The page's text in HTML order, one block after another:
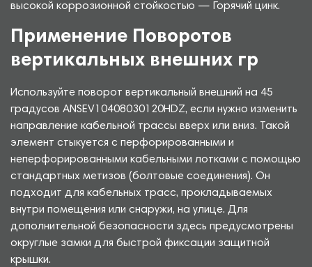
высокой коррозионной стойкостью — Горячий цинк.
Применение Поворотов
вертикальных внешних гр
Используйте поворот вертикальный внешний на 45
градусов ANSEV10408030120HDZ, если нужно изменить
направление кабельной трассы вверх или вниз. Такой
элемент стыкуется с перфорированными и
неперфорированными кабельными лотками с помощью
стандартных метизов (болтовые соединения). Он
подходит для кабельных трасс, прокладываемых
внутри помещения или снаружи, на улице. Для
дополнительной безопасности здесь предусмотрены
округлые замки для быстрой фиксации защитной
крышки.